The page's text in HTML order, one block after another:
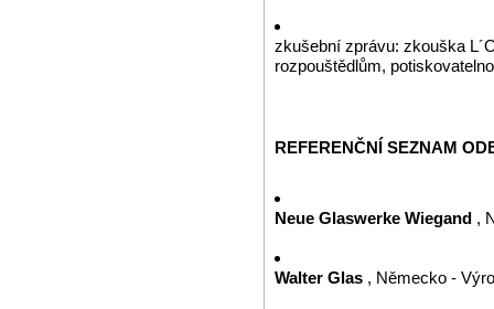
zkušební zprávu: zkouška
rozpouštědlům,
REFERENČNÍ SEZNAM
Neue Glaswerke Wiegand ,
Walter Glas , Německo -